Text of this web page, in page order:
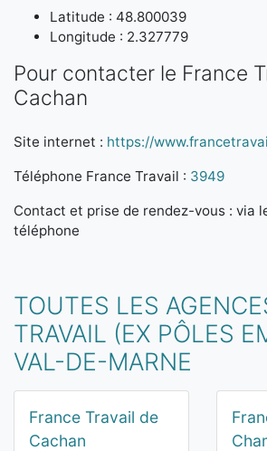
Latitude : 48.800039
Longitude : 2.327779
Pour contacter le France
Cachan
Site internet : https://
Téléphone France Travail : 3949
Contact et prise de rendez-vous : via
téléphone
TOUTES LES
TRAVAIL (EX PÔLES
VAL-DE-MARNE
France Travail de
Cachan